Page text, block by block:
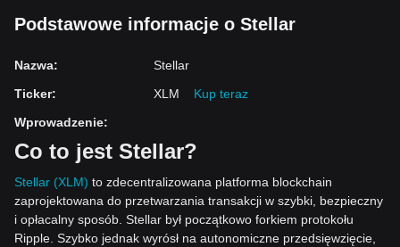
Podstawowe informacje o Stellar
Nazwa:
Stellar
Ticker: XLM
Kup teraz
Wprowadzenie:
Co to jest Stellar?
Stellar (XLM) to zdecentralizowana platforma blockchain
zaprojektowana do przetwarzania transakcji w szybki, bezpieczny
i opłacalny sposób. Stellar był początkowo forkiem protokołu
Ripple. Szybko jednak wyrósł na autonomiczne przedsięwzięcie,